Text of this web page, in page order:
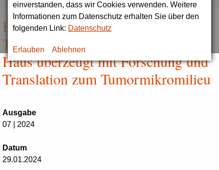
einverstanden, dass wir Cookies verwenden. Weitere
Informationen zum Datenschutz erhalten Sie über den
folgenden Link: Datenschutz
Erlauben Ablehnen
Beeindruckende Beiträge zur
Tumorforschung | Georg-Speyer-
Haus überzeugt mit Forschung und
Translation zum Tumormikromilieu
Ausgabe
07 | 2024
Datum
29.01.2024